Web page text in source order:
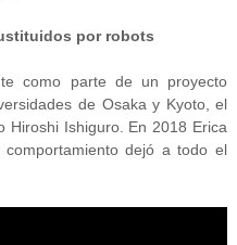
por robots
como parte de un proyecto
de Osaka y Kyoto, el
Hiroshi Ishiguro. En 2018 Erica
dejó a todo el